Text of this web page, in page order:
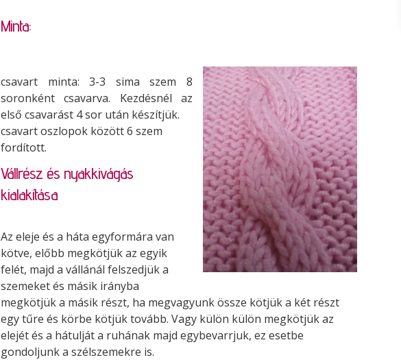
Minta:
csavart minta: 3-3 sima szem 8
soronként csavarva. Kezdésnél az
első csavarást 4 sor után készítjük.
csavart oszlopok között 6 szem
fordított.
Vállrész és nyakkivágás
kialakítása
Az eleje és a háta egyformára van
kötve, előbb megkötjük az egyik
felét, majd a vállánál felszedjük a
szemeket és másik irányba
megkötjük a másik részt, ha megvagyunk össze kötjük a két részt
egy tűre és körbe kötjük tovább. Vagy külön külön megkötjük az
elejét és a hátulját a ruhának majd egybevarrjuk, ez esetbe
gondoljunk a szélszemekre is.